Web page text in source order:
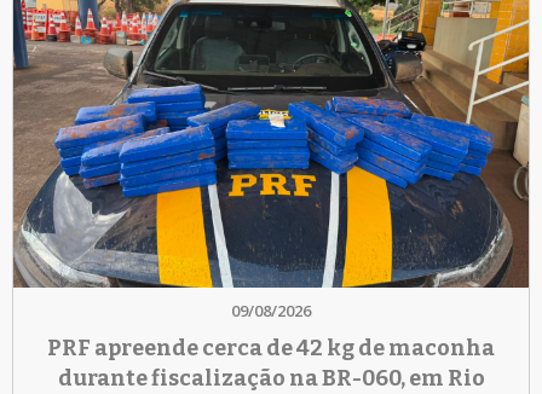
09/08/2026
PRF apreende cerca de 42 kg de maconha
durante fiscalização na BR-060, em Rio